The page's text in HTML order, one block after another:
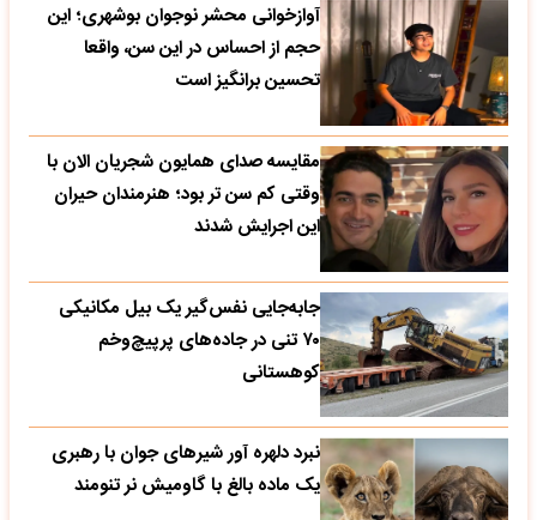
آوازخوانی محشر نوجوان بوشهری؛ این
حجم از احساس در این سن، واقعا
تحسین‌ برانگیز است
مقایسه صدای همایون شجریان الان با
وقتی کم سن تر بود؛ هنرمندان حیران
این اجرایش شدند
جابه‌جایی نفس‌گیر یک بیل مکانیکی
۷۰ تنی در جاده‌های پرپیچ‌وخم
کوهستانی
نبرد دلهره آور شیرهای جوان با رهبری
یک ماده بالغ با گاومیش نر تنومند